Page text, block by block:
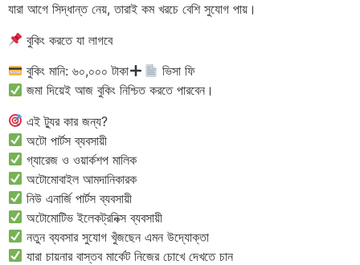
যারা আগে সিদ্ধান্ত নেয়, তারাই কম খরচে বেশি সুযোগ পায়।
বুকিং করতে যা লাগবে
বুকিং মানি: ৬০,০০০ টাকা
ভিসা ফি
জমা দিয়েই আজ বুকিং নিশ্চিত করতে পারবেন।
এই ট্যুর কার জন্য?
অটো পার্টস ব্যবসায়ী
গ্যারেজ ও ওয়ার্কশপ মালিক
অটোমোবাইল আমদানিকারক
নিউ এনার্জি পার্টস ব্যবসায়ী
অটোমোটিভ ইলেকট্রনিক্স ব্যবসায়ী
নতুন ব্যবসার সুযোগ খুঁজছেন এমন উদ্যোক্তা
যারা চায়নার বাস্তব মার্কেট নিজের চোখে দেখতে চান